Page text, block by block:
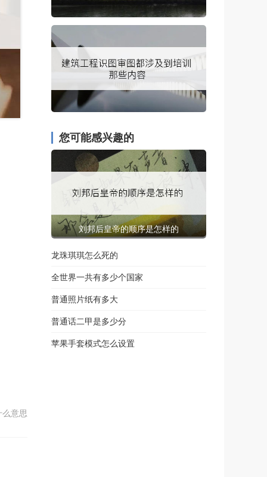
意思
您可能感兴趣的
刘邦后皇帝的顺序是怎样的
龙珠琪琪怎么死的
全世界一共有多少个国家
普通照片纸有多大
普通话二甲是多少分
苹果手套模式怎么设置